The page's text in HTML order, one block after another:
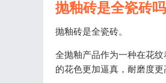
抛釉砖是全瓷砖
抛釉砖是全瓷砖。
全抛釉产品作为一种在花
的花色更加逼真，耐磨度更